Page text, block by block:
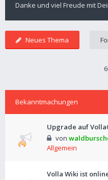
Danke und viel Freude mit
Neues Thema
Bekanntmachungen
Upgrade auf
von
Allgemein
Volla Wiki ist